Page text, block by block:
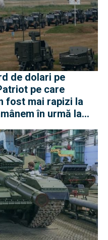
de dolari pe
pe care
fost mai rapizi la
în urmă la